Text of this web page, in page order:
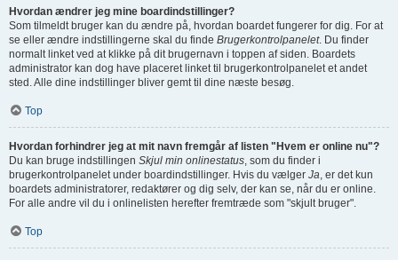
Hvordan ændrer jeg mine boardindstillinger?
Som tilmeldt bruger kan du ændre på, hvordan boardet fungerer for dig. For at
se eller ændre indstillingerne skal du finde Brugerkontrolpanelet. Du finder
normalt linket ved at klikke på dit brugernavn i toppen af siden. Boardets
administrator kan dog have placeret linket til brugerkontrolpanelet et andet
sted. Alle dine indstillinger bliver gemt til dine næste besøg.
Top
Hvordan forhindrer jeg at mit navn fremgår af listen "Hvem er online nu"?
Du kan bruge indstillingen Skjul min onlinestatus, som du finder i
brugerkontrolpanelet under boardindstillinger. Hvis du vælger Ja, er det kun
boardets administratorer, redaktører og dig selv, der kan se, når du er online.
For alle andre vil du i onlinelisten herefter fremtræde som "skjult bruger".
Top